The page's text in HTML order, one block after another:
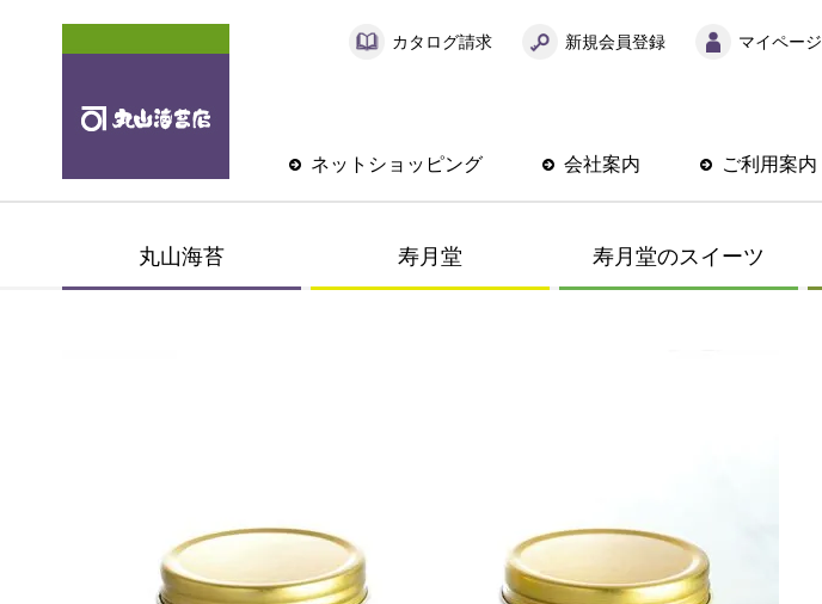
カタログ請求 新規会員登録 マイページ
ネットショッピング 会社案内 ご利用案内
丸山海苔 寿月堂 寿月堂のスイーツ